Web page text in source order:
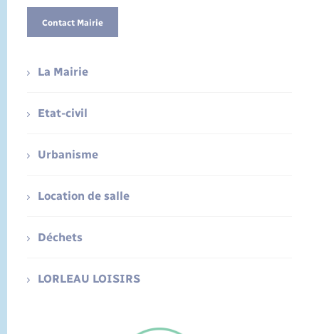
Contact Mairie
La Mairie
Etat-civil
Urbanisme
Location de salle
Déchets
LORLEAU LOISIRS